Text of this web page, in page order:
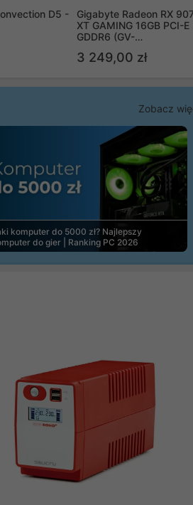
D5 -
Gigabyte Radeon RX
XT GAMING 16GB PCI-E
GDDR6 (GV-
3 249,00 zł
Zobacz
komputer do 5000 zł? Najlepszy
do gier | Ranking PC 2026